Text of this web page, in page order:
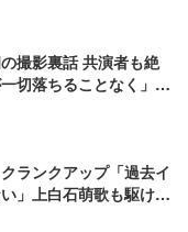
撮影裏話 共演者も絶
切落ちることなく」
ランクアップ「過去イ
」上白石萌歌も駆けつ